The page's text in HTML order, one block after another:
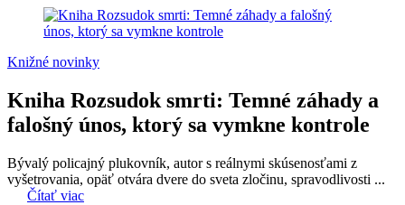
Knižné novinky
Kniha Rozsudok smrti: Temné záhady a
falošný únos, ktorý sa vymkne kontrole
Bývalý policajný plukovník, autor s reálnymi skúsenosťami z
vyšetrovania, opäť otvára dvere do sveta zločinu, spravodlivosti ...
Čítať viac